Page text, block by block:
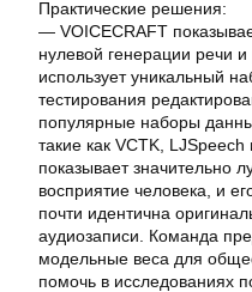
Практические решения:
— VOICECRAFT
нулевой генерации речи
использует уникальный
тестирования
популярные наборы
такие как VCTK,
показывает значительно
восприятие человека, и
почти идентична
аудиозаписи. Команда
модельные веса для
помочь в исследованиях